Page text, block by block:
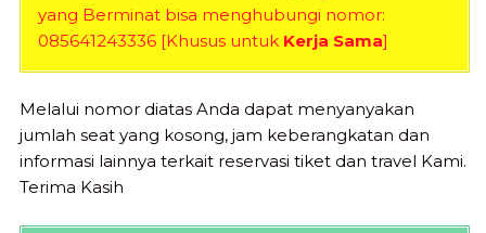
yang Berminat bisa menghubungi nomor:
085641243336 [Khusus untuk Kerja Sama]
Melalui nomor diatas Anda dapat menyanyakan
jumlah seat yang kosong, jam keberangkatan dan
informasi lainnya terkait reservasi tiket dan travel Kami.
Terima Kasih